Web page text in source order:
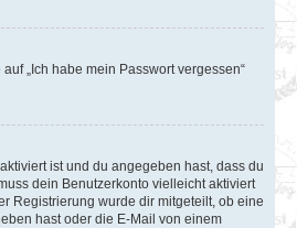
„Ich habe mein Passwort vergessen“
aktiviert ist und du angegeben hast, dass du
dein Benutzerkonto vielleicht aktiviert
Registrierung wurde dir mitgeteilt, ob eine
hast oder die E-Mail von einem